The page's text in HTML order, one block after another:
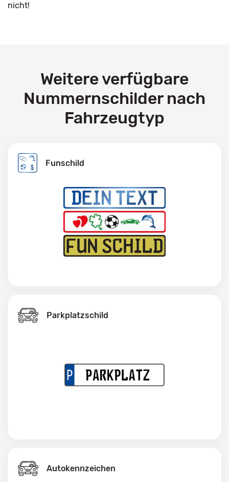
nicht!
Weitere verfügbare
Nummernschilder nach
Fahrzeugtyp
Funschild
Parkplatzschild
Autokennzeichen